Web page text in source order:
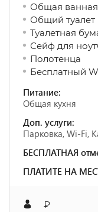
Общая
Общий туалет
Туалетная
Сейф для
Полотенца
Бесплатный
Питание:
Общая кухня
Доп. услуги:
Парковка, Wi-Fi,
БЕСПЛАТНАЯ
ПЛАТИТЕ НА
₽